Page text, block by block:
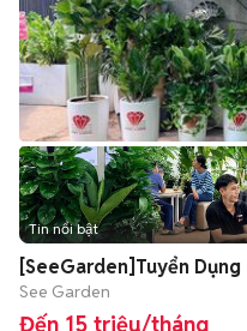
Tin nổi bật
[SeeGarden]Tuyển
See Garden
Đến 15 triệu/tháng